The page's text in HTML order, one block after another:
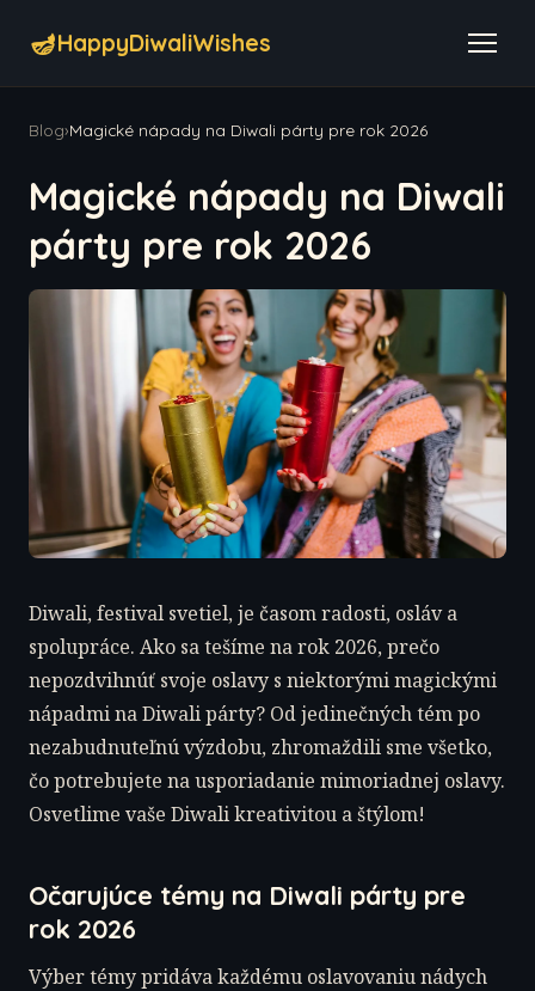
🪔HappyDiwaliWishes
Blog›Magické nápady na Diwali párty pre rok 2026
Magické nápady na Diwali
párty pre rok 2026
Diwali, festival svetiel, je časom radosti, osláv a
spolupráce. Ako sa tešíme na rok 2026, prečo
nepozdvihnúť svoje oslavy s niektorými magickými
nápadmi na Diwali párty? Od jedinečných tém po
nezabudnuteľnú výzdobu, zhromaždili sme všetko,
čo potrebujete na usporiadanie mimoriadnej oslavy.
Osvetlime vaše Diwali kreativitou a štýlom!
Očarujúce témy na Diwali párty pre
rok 2026
Výber témy pridáva každému oslavovaniu nádych